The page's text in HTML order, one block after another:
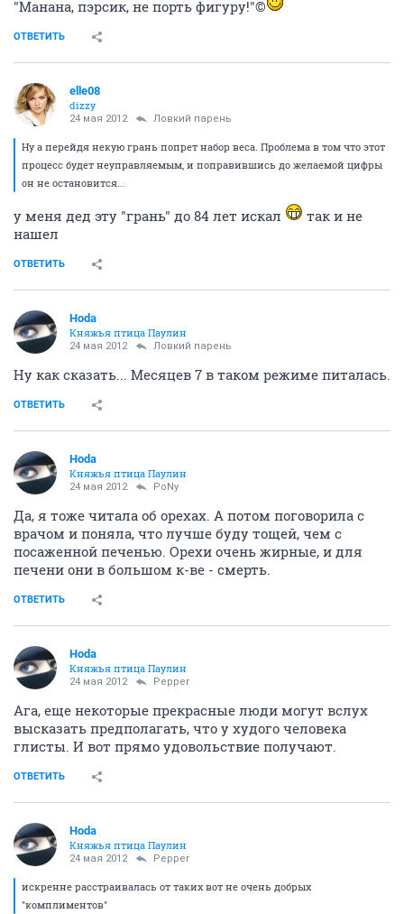
"Манана, пэрсик, не порть фигуру!"©
ОТВЕТИТЬ
elle08
dizzy
24 мая 2012 Ловкий парень
Ну а перейдя некую грань попрет набор веса. Проблема в том что этот
процесс будет неуправляемым, и поправившись до желаемой цифры
он не остановится...
у меня дед эту "грань" до 84 лет искал
так и не
нашел
ОТВЕТИТЬ
Hoda
Княжья птица Паулин
24 мая 2012 Ловкий парень
Ну как сказать... Месяцев 7 в таком режиме питалась.
ОТВЕТИТЬ
Hoda
Княжья птица Паулин
24 мая 2012 PoNy
Да, я тоже читала об орехах. А потом поговорила с
врачом и поняла, что лучше буду тощей, чем с
посаженной печенью. Орехи очень жирные, и для
печени они в большом к-ве - смерть.
ОТВЕТИТЬ
Hoda
Княжья птица Паулин
24 мая 2012 Pepper
Ага, еще некоторые прекрасные люди могут вслух
высказать предполагать, что у худого человека
глисты. И вот прямо удовольствие получают.
ОТВЕТИТЬ
Hoda
Княжья птица Паулин
24 мая 2012 Pepper
искренне расстраивалась от таких вот не очень добрых
"комплиментов"